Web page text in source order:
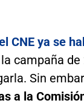
CNE ya se
campaña
Sin
a la